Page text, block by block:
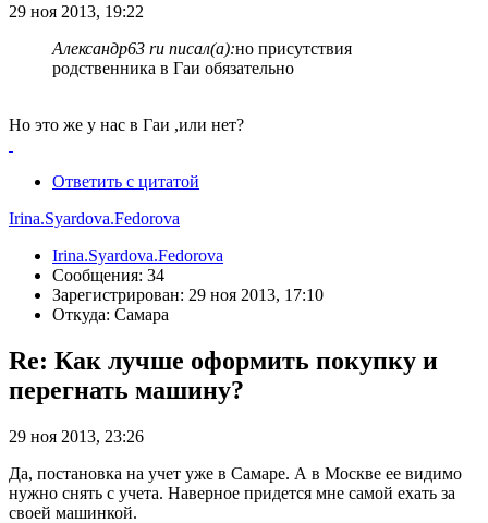
29 ноя 2013, 19:22
Александр63 ru писал(а):но присутствия
родственника в Гаи обязательно
Но это же у нас в Гаи ,или нет?
Ответить с цитатой
Irina.Syardova.Fedorova
Irina.Syardova.Fedorova
Сообщения: 34
Зарегистрирован: 29 ноя 2013, 17:10
Откуда: Самара
Re: Как лучше оформить покупку и
перегнать машину?
29 ноя 2013, 23:26
Да, постановка на учет уже в Самаре. А в Москве ее видимо
нужно снять с учета. Наверное придется мне самой ехать за
своей машинкой.